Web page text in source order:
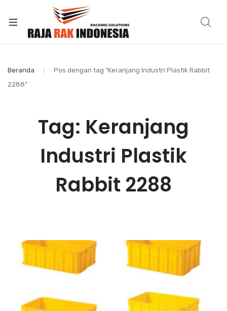
Beranda
Pos dengan tag “Keranjang Industri Plastik Rabbit
2288”
Tag: Keranjang
Industri Plastik
Rabbit 2288